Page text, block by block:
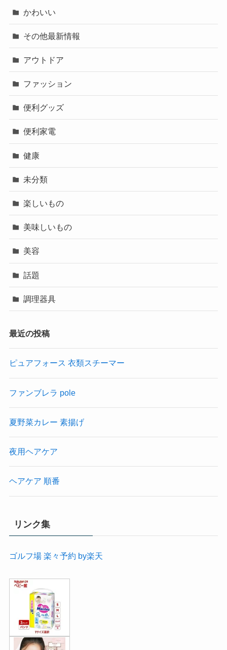
かわいい
その他最新情報
アウトドア
ファッション
便利グッズ
便利家電
健康
未分類
楽しいもの
美味しいもの
美容
話題
調理器具
最近の投稿
ピュアフォース 衣類スチーマー
ファンブレラ pole
夏野菜カレー 素揚げ
夜用ヘアケア
ヘアケア 順番
リンク集
ゴルフ場 楽々予約 by楽天